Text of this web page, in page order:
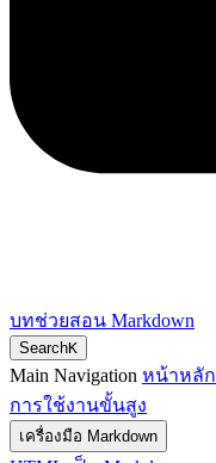
บทช่วยสอน Markdown
SearchK
Main Navigation หน้าหลัก
การใช้งานขั้นสูง
เครื่องมือ Markdown